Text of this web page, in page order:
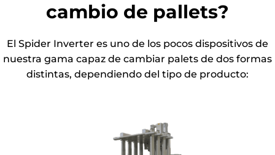
cambio de pallets?
El Spider Inverter es uno de los pocos dispositivos de
nuestra gama capaz de cambiar palets de dos formas
distintas, dependiendo del tipo de producto: